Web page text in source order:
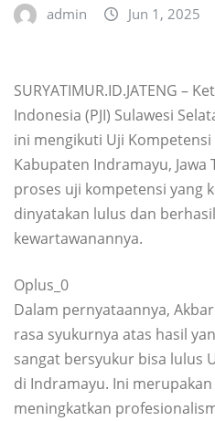
admin Jun 1, 2025
SURYATIMUR.ID.JATENG –
Indonesia (PJI) Sulawesi
ini mengikuti Uji Kompetensi
Kabupaten Indramayu, Jawa
proses uji kompetensi yang
dinyatakan lulus dan
kewartawanannya.
Oplus_0
Dalam pernyataannya,
rasa syukurnya atas hasil
sangat bersyukur bisa lulus
di Indramayu. Ini
meningkatkan